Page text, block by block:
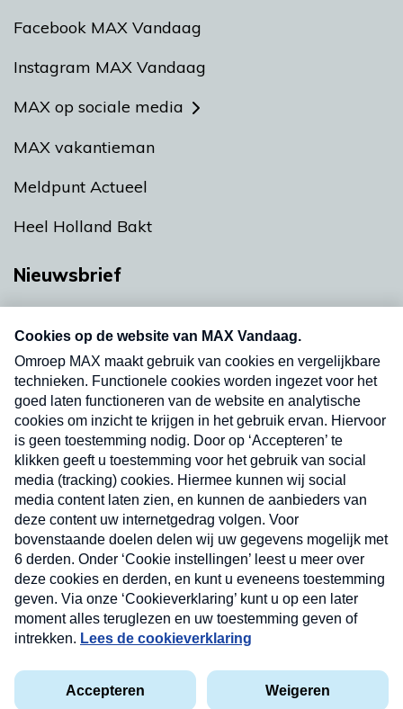
Facebook MAX Vandaag
Instagram MAX Vandaag
MAX op sociale media
MAX vakantieman
Meldpunt Actueel
Heel Holland Bakt
Nieuwsbrief
nieuwsbrief. Elke vrijdag- en dinsdagochtend in
uw mailbox.
Verzend
Privacyverklaring
Cookieverklaring
Kwetsbaarheid melden
Nieuwsbrief
Neem hier een gratis abonnement op onze
nieuwsbrief. Elke vrijdag- en dinsdagochtend in uw